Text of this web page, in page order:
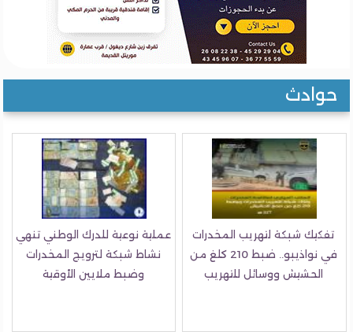
حوادث
تفكيك شبكة لتهريب المخدرات
في نواذيبو.. ضبط 210 كلغ من
الحشيش ووسائل للتهريب
عملية نوعية للدرك الوطني تنهي
نشاط شبكة لترويج المخدرات
وضبط ملايين الأوقية